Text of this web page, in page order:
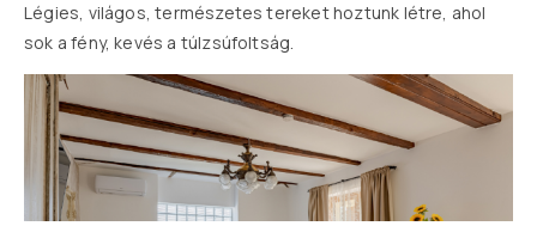
Légies, világos, természetes tereket hoztunk létre, ahol
sok a fény, kevés a túlzsúfoltság.